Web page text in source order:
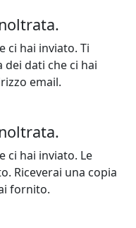
ci hai inviato. Ti
dati che ci hai
email.
ci hai inviato. Le
Riceverai una copia
fornito.